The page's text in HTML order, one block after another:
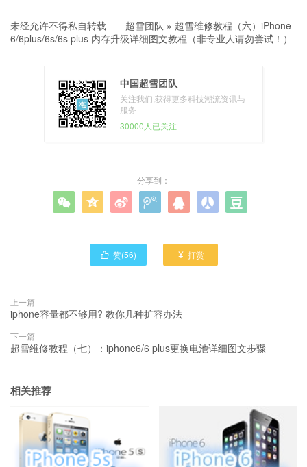
未经允许不得私自转载——超雪团队 » 超雪维修教程（六）iPhone
6/6plus/6s/6s plus 内存升级详细图文教程（非专业人请勿尝试！）
中国超雪团队
关注我们,获得更多科技潮流资讯与
服务
30000人已关注
分享到：
      
 赞(56)  打赏
上一篇
iphone容量都不够用? 教你几种扩容办法
下一篇
超雪维修教程（七）：iphone6/6 plus更换电池详细图文步骤
相关推荐